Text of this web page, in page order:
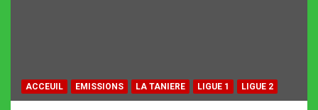
ACCEUIL EMISSIONS LA TANIERE LIGUE 1 LIGUE 2